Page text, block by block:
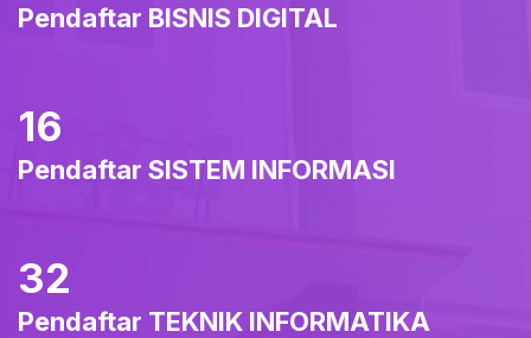
Pendaftar BISNIS DIGITAL
16
Pendaftar SISTEM INFORMASI
32
Pendaftar TEKNIK INFORMATIKA